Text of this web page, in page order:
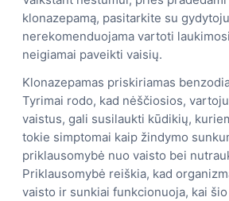
klonazepamą, pasitarkite su
nerekomenduojama vartoti
neigiamai paveikti vaisių.
Klonazepamas priskiriamas
Tyrimai rodo, kad nėščiosios,
vaistus, gali susilaukti kūdikių,
tokie simptomai kaip žindymo
priklausomybė nuo vaisto bei
Priklausomybė reiškia, kad
vaisto ir sunkiai funkcionuoja, kai